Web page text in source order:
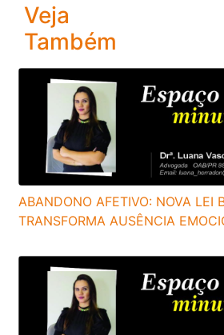
Veja
Também
ABANDONO AFETIVO: NOVA LEI
TRANSFORMA AUSÊNCIA